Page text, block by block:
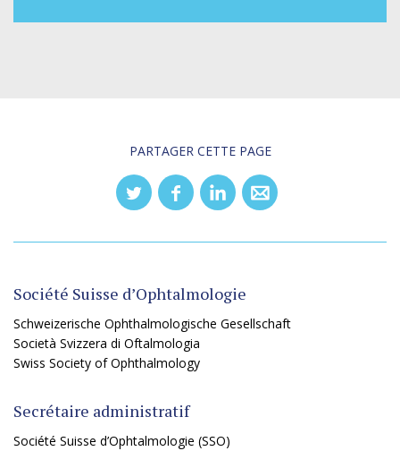
PARTAGER CETTE PAGE
Société Suisse d’Ophtalmologie
Schweizerische Ophthalmologische Gesellschaft
Società Svizzera di Oftalmologia
Swiss Society of Ophthalmology
Secrétaire administratif
Société Suisse d’Ophtalmologie (SSO)